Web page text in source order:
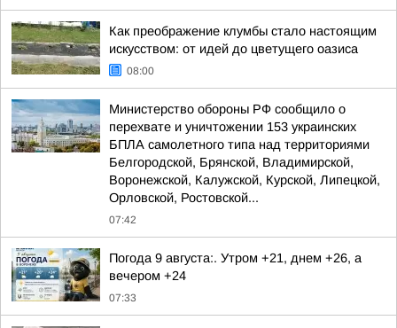
Как преображение клумбы стало настоящим
искусством: от идей до цветущего оазиса
08:00
Министерство обороны РФ сообщило о
перехвате и уничтожении 153 украинских
БПЛА самолетного типа над территориями
Белгородской, Брянской, Владимирской,
Воронежской, Калужской, Курской, Липецкой,
Орловской, Ростовской...
07:42
Погода 9 августа:. Утром +21, днем +26, а
вечером +24
07:33